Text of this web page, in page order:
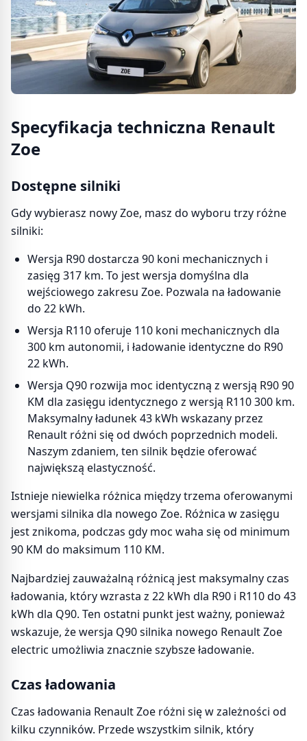
Specyfikacja techniczna Renault
Zoe
Dostępne silniki
Gdy wybierasz nowy Zoe, masz do wyboru trzy różne
silniki:
Wersja R90 dostarcza 90 koni mechanicznych i
zasięg 317 km. To jest wersja domyślna dla
wejściowego zakresu Zoe. Pozwala na ładowanie
do 22 kWh.
Wersja R110 oferuje 110 koni mechanicznych dla
300 km autonomii, i ładowanie identyczne do R90
22 kWh.
Wersja Q90 rozwija moc identyczną z wersją R90 90
KM dla zasięgu identycznego z wersją R110 300 km.
Maksymalny ładunek 43 kWh wskazany przez
Renault różni się od dwóch poprzednich modeli.
Naszym zdaniem, ten silnik będzie oferować
największą elastyczność.
Istnieje niewielka różnica między trzema oferowanymi
wersjami silnika dla nowego Zoe. Różnica w zasięgu
jest znikoma, podczas gdy moc waha się od minimum
90 KM do maksimum 110 KM.
Najbardziej zauważalną różnicą jest maksymalny czas
ładowania, który wzrasta z 22 kWh dla R90 i R110 do 43
kWh dla Q90. Ten ostatni punkt jest ważny, ponieważ
wskazuje, że wersja Q90 silnika nowego Renault Zoe
electric umożliwia znacznie szybsze ładowanie.
Czas ładowania
Czas ładowania Renault Zoe różni się w zależności od
kilku czynników. Przede wszystkim silnik, który